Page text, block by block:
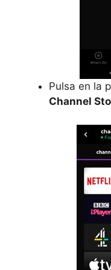
Pulsa en la
Channel